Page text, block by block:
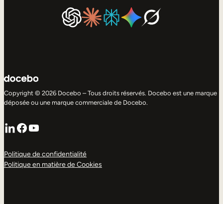
Copyright © 2026 Docebo – Tous droits réservés. Docebo est une marque
déposée ou une marque commerciale de Docebo.
LinkedIn
Facebook
YouTube
Politique de confidentialité
Politique en matière de Cookies